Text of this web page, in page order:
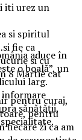
iti urez un
si spiritul
fie ca
si cu
8 Martie cat
pentru curaj,
pentru
fiecare zi ca am
aduce în
o boală”, un
larg.
informare
sănătății,